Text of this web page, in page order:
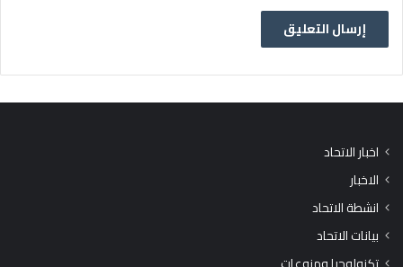
اخبار الاتحاد
الاخبار
انشطة الاتحاد
بيانات الاتحاد